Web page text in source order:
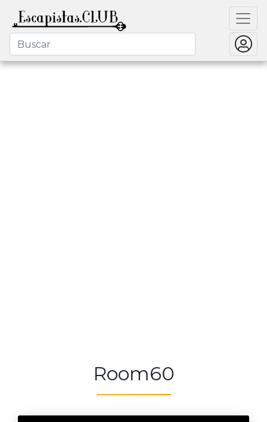
Room60